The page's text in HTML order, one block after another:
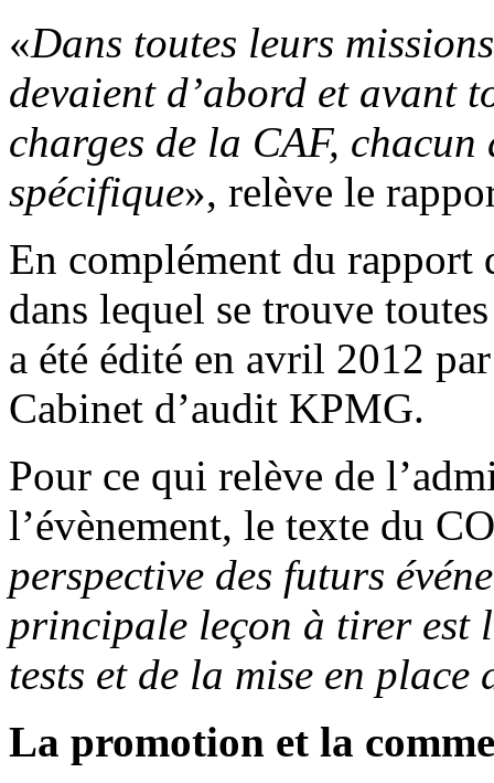
«Dans toutes leurs
devaient d’abord et avant
charges de la CAF, chacun
spécifique», relève le
En complément du
dans lequel se trouve
a été édité en avril 2012
Cabinet d’audit KPMG.
Pour ce qui relève de
l’évènement, le texte du
perspective des futurs
principale leçon à tirer est
tests et de la mise en
La promotion et la